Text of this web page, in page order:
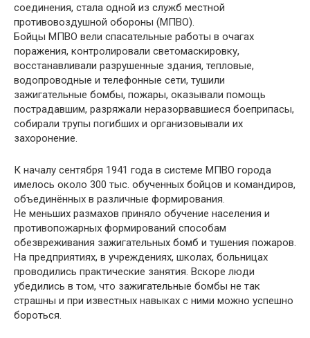
соединения, стала одной из служб местной
противовоздушной обороны (МПВО).
Бойцы МПВО вели спасательные работы в очагах
поражения, контролировали светомаскировку,
восстанавливали разрушенные здания, тепловые,
водопроводные и телефонные сети, тушили
зажигательные бомбы, пожары, оказывали помощь
пострадавшим, разряжали неразорвавшиеся боеприпасы,
собирали трупы погибших и организовывали их
захоронение.
К началу сентября 1941 года в системе МПВО города
имелось около 300 тыс. обученных бойцов и командиров,
объединённых в различные формирования.
Не меньших размахов приняло обучение населения и
противопожарных формирований способам
обезвреживания зажигательных бомб и тушения пожаров.
На предприятиях, в учреждениях, школах, больницах
проводились практические занятия. Вскоре люди
убедились в том, что зажигательные бомбы не так
страшны и при известных навыках с ними можно успешно
бороться.